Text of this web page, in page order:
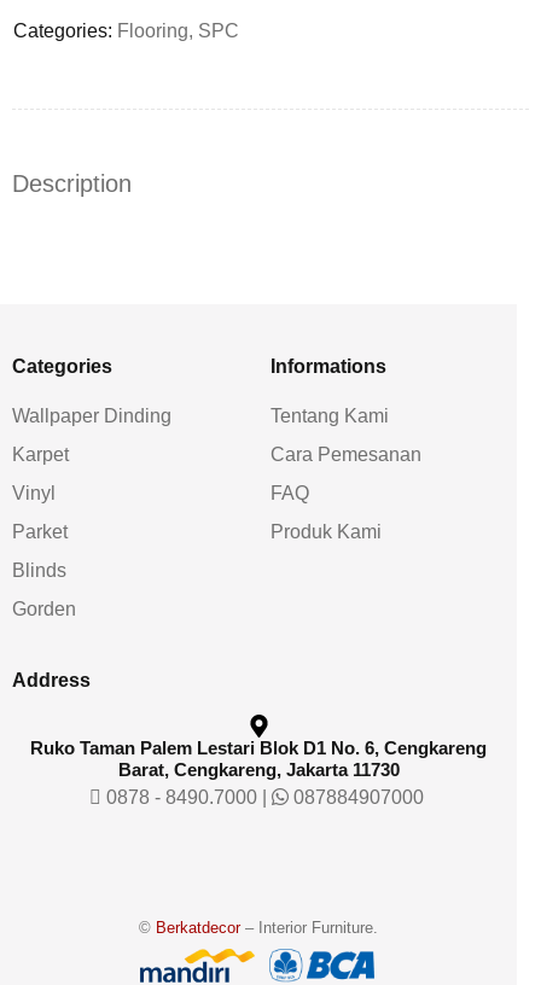
Categories: Flooring, SPC
Description
Categories
Wallpaper Dinding
Karpet
Vinyl
Parket
Blinds
Gorden
Informations
Tentang Kami
Cara Pemesanan
FAQ
Produk Kami
Address
Ruko Taman Palem Lestari Blok D1 No. 6, Cengkareng
Barat, Cengkareng, Jakarta 11730
0878 - 8490.7000| 087884907000
© Berkatdecor– Interior Furniture.